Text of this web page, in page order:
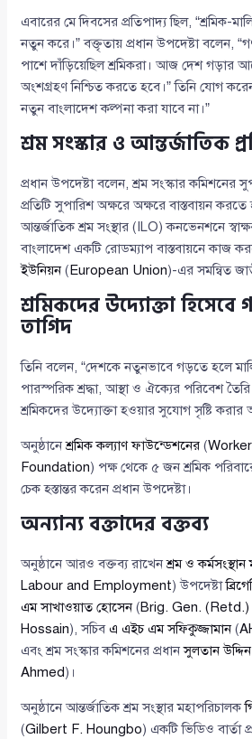
এবারের মে দিবসের প্রতিপাদ্য ছিল,
নতুন করে।” বক্তৃতায় প্রধান উপদেষ্টা বলেন,
পাশে দাঁড়িয়েছিল শ্রমিকরা। আজ দেশ গড়ার
অংশগ্রহণ নিশ্চিত করতে হবে।” তিনি যোগ
নতুন বাংলাদেশ কল্পনা করা যাবে না।”
শ্রম সংস্কার ও আন্তর্জাতিক
প্রধান উপদেষ্টা বলেন, শ্রম সংস্কার কমিশনের
প্রতিটি সুপারিশ অক্ষরে অক্ষরে বাস্তবায়ন
আন্তর্জাতিক শ্রম সংস্থার (ILO) কনভেনশনে
বাংলাদেশ একটি রোডম্যাপ বাস্তবায়নে কাজ
ইউনিয়ন( European Union)-এর সমন্বিত
শ্রমিকদের উদ্যোক্তা
তাগিদ
তিনি বলেন, “দেশকে নতুনভাবে গড়তে হলে
পারস্পরিক শ্রদ্ধা, আস্থা ও ঐক্যের পরিবেশ
শ্রমিকদের উদ্যোক্তা হওয়ার সুযোগ সৃষ্টি করার
অনুষ্ঠানেশ্রমিক কল্যাণ ফাউন্ডেশনের (
Foundation) পক্ষ থেকে ৫ জন শ্রমিক
চেক হস্তান্তর করেন প্রধান উপদেষ্টা।
অন্যান্য বক্তাদের বক্তব্য
অনুষ্ঠানে আরও বক্তব্য রাখেনশ্রম ও কর্মসংস্থান
Labour and Employment) উপদেষ্টা
এম সাখাওয়াত হোসেন(Brig. Gen.
Hossain), সচিবএ এইচ এম সফিকুজ্জামান(
এবং শ্রম সংস্কার কমিশনের প্রধানসুলতান
Ahmed)।
অনুষ্ঠানে আন্তর্জাতিক শ্রম সংস্থার মহাপরিচালক
(Gilbert F. Houngbo) একটি ভিডিও বার্তা